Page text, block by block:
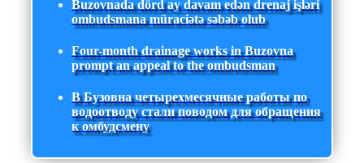
Buzovnada dörd ay davam edən drenaj işləri
ombudsmana müraciətə səbəb olub
Four-month drainage works in Buzovna
prompt an appeal to the ombudsman
В Бузовна четырехмесячные работы по
водоотводу стали поводом для обращения
к омбудсмену